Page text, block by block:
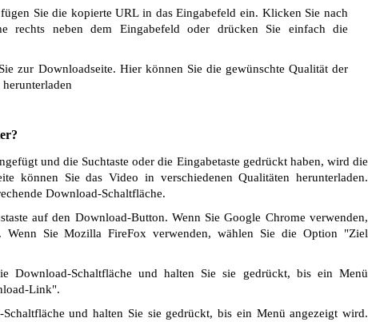
Sie die kopierte URL in das Eingabefeld ein. Klicken Sie nach
rechts neben dem Eingabefeld oder drücken Sie einfach die
zur Downloadseite. Hier können Sie die gewünschte Qualität der
und die Suchtaste oder die Eingabetaste gedrückt haben, wird die
können Sie das Video in verschiedenen Qualitäten herunterladen.
Download-Schaltfläche.
auf den Download-Button. Wenn Sie Google Chrome verwenden,
Sie Mozilla FireFox verwenden, wählen Sie die Option "Ziel
Download-Schaltfläche und halten Sie sie gedrückt, bis ein Menü
Link".
und halten Sie sie gedrückt, bis ein Menü angezeigt wird.